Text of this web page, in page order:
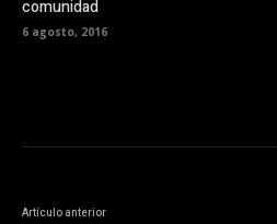
comunidad
6 agosto, 2016
Artículo anterior